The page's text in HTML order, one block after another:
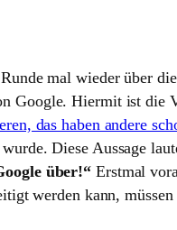
mal wieder über
Google. Hiermit ist die
das haben andere
Diese Aussage
über!“ Erstmal
werden kann,